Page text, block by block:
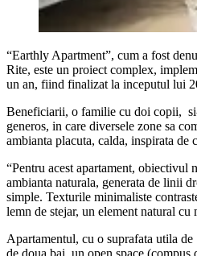
“Earthly Apartment”, cum a fost
Rite, este un proiect complex,
un an, fiind finalizat la inceputul lui
Beneficiarii, o familie cu doi copii,
generos, in care diversele zone sa
ambianta placuta, calda, inspirata de
“Pentru acest apartament, obiectivul
ambianta naturala, generata de linii
simple. Texturile minimaliste
lemn de stejar, un element natural cu
Apartamentul, cu o suprafata utila
de doua bai, un open space (compus